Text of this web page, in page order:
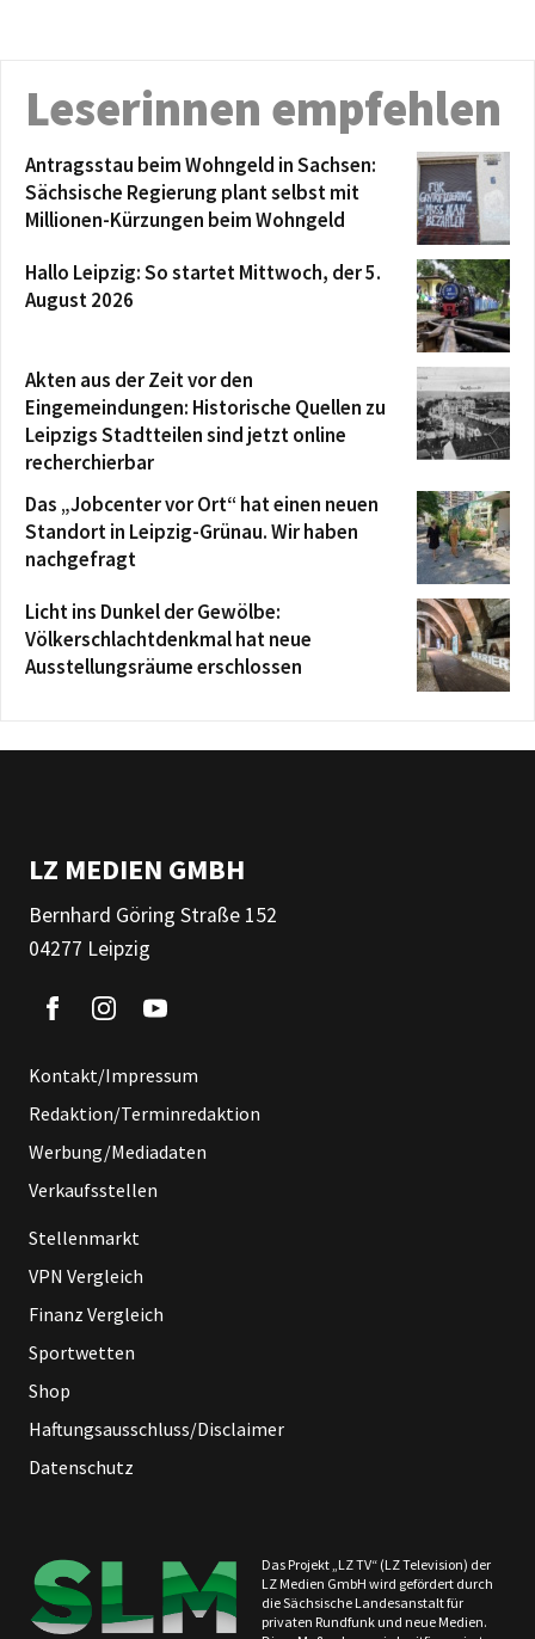
Leserinnen empfehlen
Antragsstau beim Wohngeld in Sachsen:
Sächsische Regierung plant selbst mit
Millionen-Kürzungen beim Wohngeld
Hallo Leipzig: So startet Mittwoch, der 5.
August 2026
Akten aus der Zeit vor den
Eingemeindungen: Historische Quellen zu
Leipzigs Stadtteilen sind jetzt online
recherchierbar
Das „Jobcenter vor Ort“ hat einen neuen
Standort in Leipzig-Grünau. Wir haben
nachgefragt
Licht ins Dunkel der Gewölbe:
Völkerschlachtdenkmal hat neue
Ausstellungsräume erschlossen
LZ MEDIEN GMBH
Bernhard Göring Straße 152
04277 Leipzig
Kontakt/Impressum
Redaktion/Terminredaktion
Werbung/Mediadaten
Verkaufsstellen
Stellenmarkt
VPN Vergleich
Finanz Vergleich
Sportwetten
Shop
Haftungsausschluss/Disclaimer
Datenschutz
Das Projekt „LZ TV“ (LZ Television) der
LZ Medien GmbH wird gefördert durch
die Sächsische Landesanstalt für
privaten Rundfunk und neue Medien.